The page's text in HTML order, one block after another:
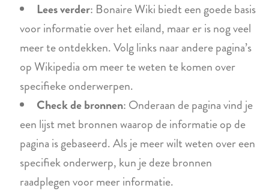
Lees verder: Bonaire Wiki biedt een goede basis
voor informatie over het eiland, maar er is nog veel
meer te ontdekken. Volg links naar andere pagina’s
op Wikipedia om meer te weten te komen over
specifieke onderwerpen.
Check de bronnen: Onderaan de pagina vind je
een lijst met bronnen waarop de informatie op de
pagina is gebaseerd. Als je meer wilt weten over een
specifiek onderwerp, kun je deze bronnen
raadplegen voor meer informatie.